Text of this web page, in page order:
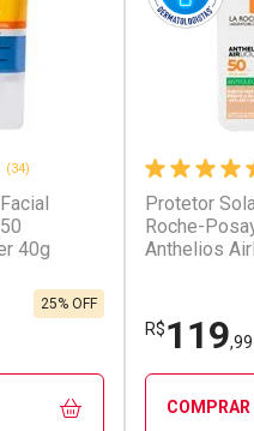
(34)
40g
25% OFF
Protetor
Roche-
Anthelios
R$119,99
COMPRAR